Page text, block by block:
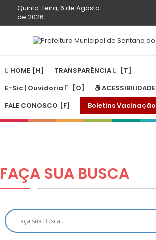
Quinta-feira, 6 de Agosto
de 2026
HOME
TRANSPARÊNCIA
E-Sic | Ouvidoria
ACESSIBILIDADE
FALE CONOSCO
Boletins Vacinação
FAÇA SUA BUSCA